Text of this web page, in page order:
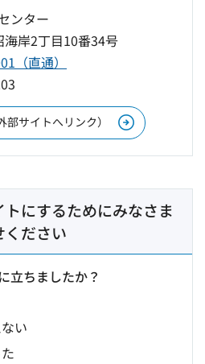
ンター
岸2丁目10番34号
（直通）
サイトへリンク）
にするためにみなさま
ください
立ちましたか？
い